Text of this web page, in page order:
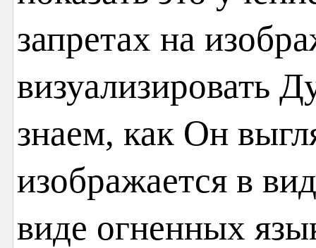
запретах на
визуализировать
знаем, как Он
изображается в
виде огненных